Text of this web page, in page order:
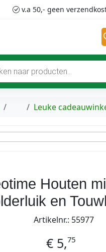
v.a 50,- geen
Home
Leuke
Houten
en
Artikelnr.: 55977
€ 5,75